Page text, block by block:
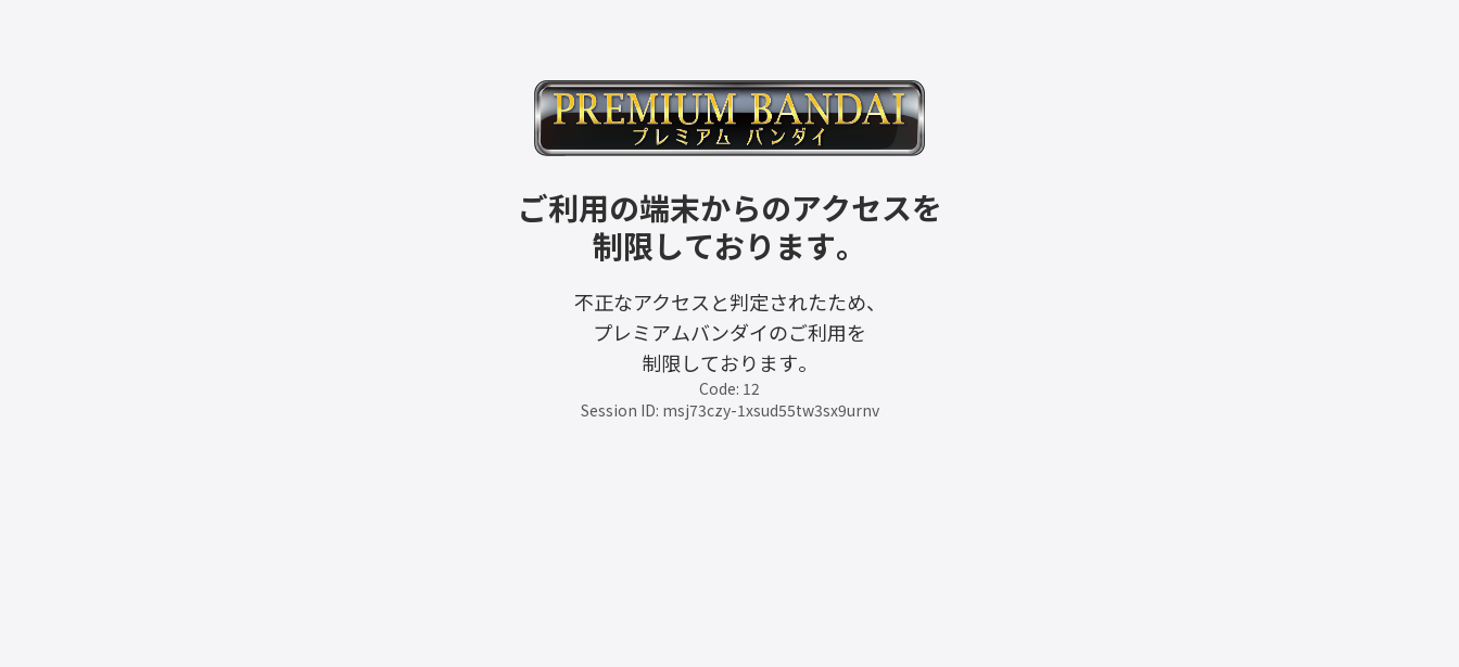
ご利用の端末からのアクセスを
制限しております。
不正なアクセスと判定されたため、
プレミアムバンダイのご利用を
制限しております。
Code: 12
Session ID: msj73czy-1xsud55tw3sx9urnv